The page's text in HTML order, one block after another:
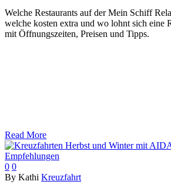
Welche Restaurants auf der Mein Schiff
welche kosten extra und wo lohnt sich eine
mit Öffnungszeiten, Preisen und Tipps.
Read More
0 0
By Kathi Kreuzfahrt